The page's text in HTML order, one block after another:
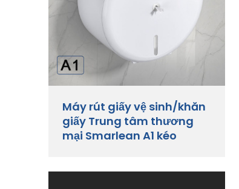
Máy rút giấy vệ sinh/khăn
giấy Trung tâm thương
mại Smarlean A1 kéo